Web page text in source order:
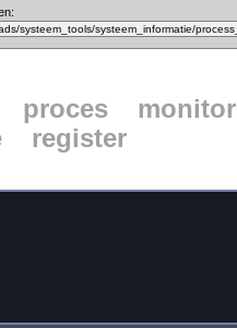
proces
register